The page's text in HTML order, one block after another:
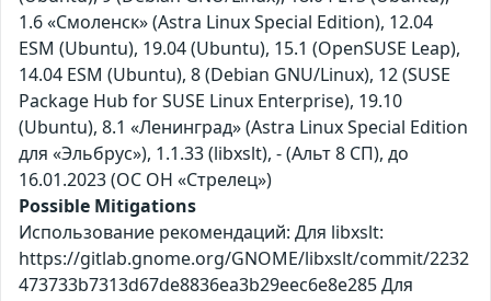
1.6 «Смоленск» (Astra Linux Special Edition), 12.04
ESM (Ubuntu), 19.04 (Ubuntu), 15.1 (OpenSUSE Leap),
14.04 ESM (Ubuntu), 8 (Debian GNU/Linux), 12 (SUSE
Package Hub for SUSE Linux Enterprise), 19.10
(Ubuntu), 8.1 «Ленинград» (Astra Linux Special Edition
для «Эльбрус»), 1.1.33 (libxslt), - (Альт 8 СП), до
16.01.2023 (ОС ОН «Стрелец»)
Possible Mitigations
Использование рекомендаций: Для libxslt:
https://gitlab.gnome.org/GNOME/libxslt/commit/2232
473733b7313d67de8836ea3b29eec6e8e285 Для